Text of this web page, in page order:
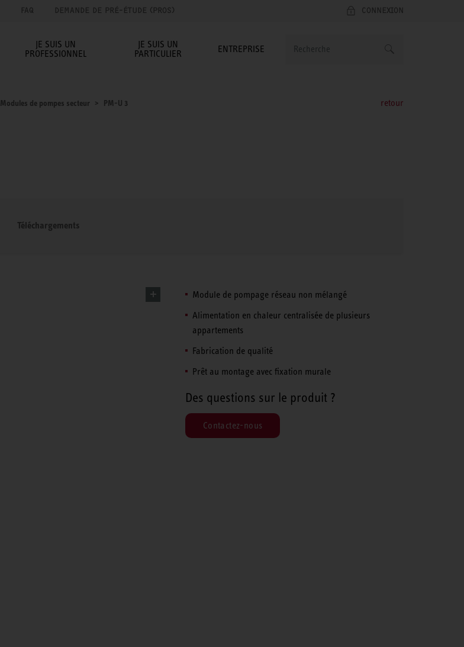
FAQ DEMANDE DE PRÉ-ÉTUDE (PROS) CONNEXION
JE SUIS UN
PROFESSIONNEL
JE SUIS UN
PARTICULIER
ENTREPRISE
Modules de pompes secteur PM-U 3 retour
Téléchargements
Module de pompage réseau non mélangé
Alimentation en chaleur centralisée de plusieurs
appartements
Fabrication de qualité
Prêt au montage avec fixation murale
Des questions sur le produit ?
Contactez-nous